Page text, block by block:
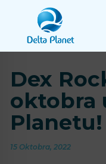
Dex
oktobra
Planetu!
15 Oktobra, 2022